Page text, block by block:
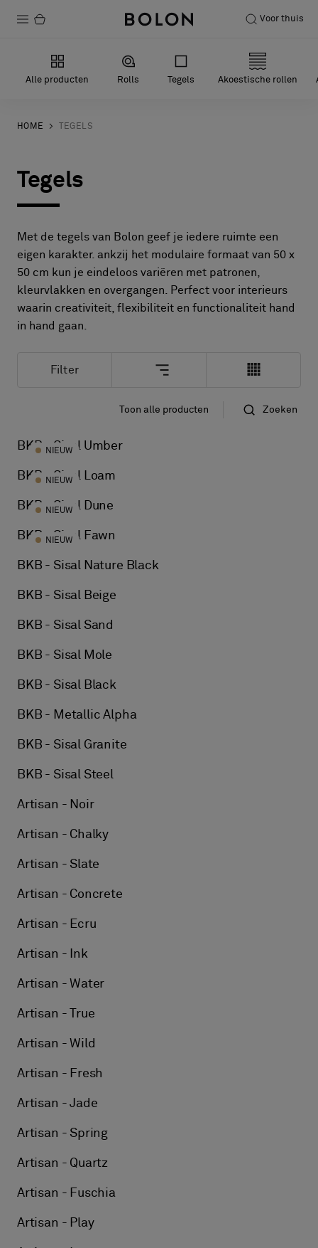
Voor thuis
Producten
Duurzaamheid
Onderhoud
Samenwerkingen met Designers
Stories
Over ons
FAQ
Alle producten Rolls Tegels Akoestische rollen
HOME TEGELS
Tegels
Met de tegels van Bolon geef je iedere ruimte een
eigen karakter. ankzij het modulaire formaat van 50 x
50 cm kun je eindeloos variëren met patronen,
kleurvlakken en overgangen. Perfect voor interieurs
waarin creativiteit, flexibiliteit en functionaliteit hand
in hand gaan.
Filter
Standaard
Toon alle producten Zoeken
BKB - Sisal Umber
NIEUW
BKB - Sisal Loam
NIEUW
BKB - Sisal Dune
NIEUW
BKB - Sisal Fawn
NIEUW
BKB - Sisal Nature Black
BKB - Sisal Beige
BKB - Sisal Sand
BKB - Sisal Mole
BKB - Sisal Black
BKB - Metallic Alpha
BKB - Sisal Granite
BKB - Sisal Steel
Artisan - Noir
Artisan - Chalky
Artisan - Slate
Artisan - Concrete
Artisan - Ecru
Artisan - Ink
Artisan - Water
Artisan - True
Artisan - Wild
Artisan - Fresh
Artisan - Jade
Artisan - Spring
Artisan - Quartz
Artisan - Fuschia
Artisan - Play